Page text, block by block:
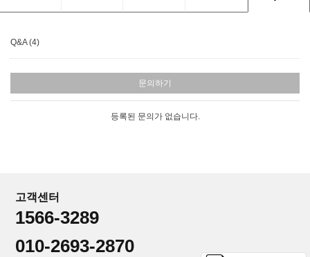
Q&A (4)
문의하기
등록된 문의가 없습니다.
고객센터
1566-3289
010-2693-2870